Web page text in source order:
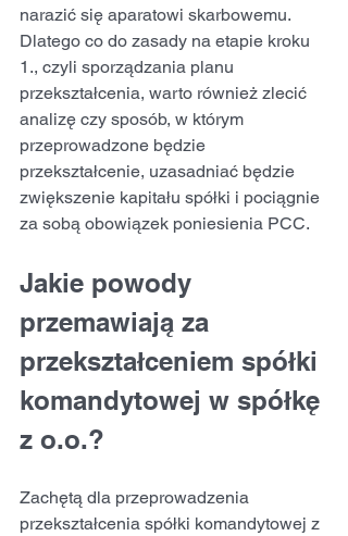
narazić się aparatowi skarbowemu.
Dlatego co do zasady na etapie kroku
1., czyli sporządzania planu
przekształcenia, warto również zlecić
analizę czy sposób, w którym
przeprowadzone będzie
przekształcenie, uzasadniać będzie
zwiększenie kapitału spółki i pociągnie
za sobą obowiązek poniesienia PCC.
Jakie powody
przemawiają za
przekształceniem spółki
komandytowej w spółkę
z o.o.?
Zachętą dla przeprowadzenia
przekształcenia spółki komandytowej z